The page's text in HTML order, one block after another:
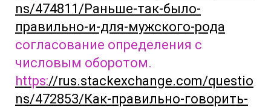
ns/474811/Раньше-так-было-
правильно-и-для-мужского-рода
согласование определения с
числовым оборотом.
https://rus.stackexchange.com/questio
ns/472853/Как-правильно-говорить-